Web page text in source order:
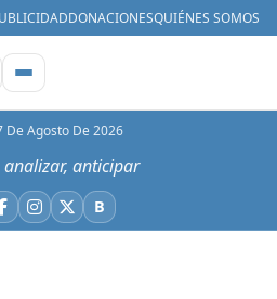
DONACIONESQUIÉNES SOMOS
De Agosto De 2026
anticipar
Facebook
Instagram
X BBluesky